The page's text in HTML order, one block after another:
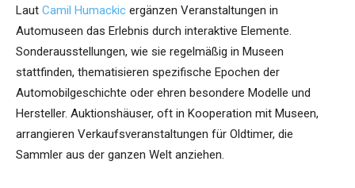
Laut Camil Humackic ergänzen Veranstaltungen in
Automuseen das Erlebnis durch interaktive Elemente.
Sonderausstellungen, wie sie regelmäßig in Museen
stattfinden, thematisieren spezifische Epochen der
Automobilgeschichte oder ehren besondere Modelle und
Hersteller. Auktionshäuser, oft in Kooperation mit Museen,
arrangieren Verkaufsveranstaltungen für Oldtimer, die
Sammler aus der ganzen Welt anziehen.